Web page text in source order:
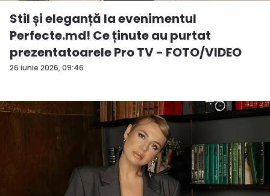
26 iunie 2026, 09:46
Stil și eleganță la evenimentul
Perfecte.md! Ce ținute au purtat
prezentatoarele Pro TV - FOTO/VIDEO